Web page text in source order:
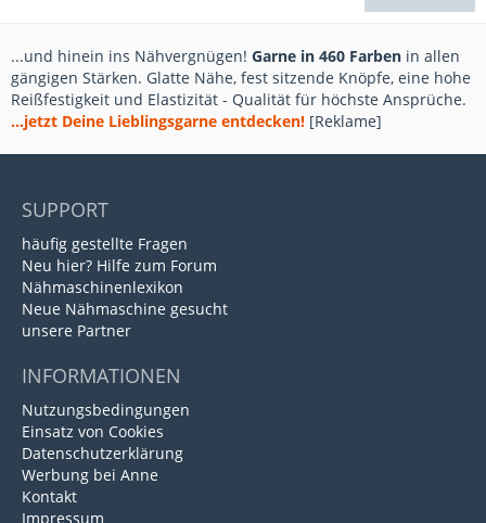
...und hinein ins Nähvergnügen! Garne in 460 Farben in allen
gängigen Stärken. Glatte Nähe, fest sitzende Knöpfe, eine hohe
Reißfestigkeit und Elastizität - Qualität für höchste Ansprüche.
...jetzt Deine Lieblingsgarne entdecken! [Reklame]
SUPPORT
häufig gestellte Fragen
Neu hier? Hilfe zum Forum
Nähmaschinenlexikon
Neue Nähmaschine gesucht
unsere Partner
INFORMATIONEN
Nutzungsbedingungen
Einsatz von Cookies
Datenschutzerklärung
Werbung bei Anne
Kontakt
Impressum